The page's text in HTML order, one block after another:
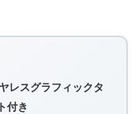
レスグラフィックタ
付き